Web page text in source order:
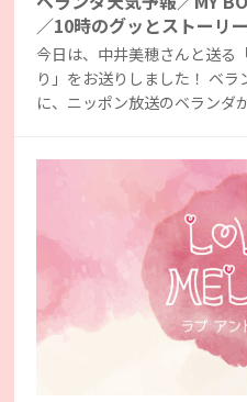
／10時のグッとストーリ
今日は、中井美穂さんと送
り」をお送りしました！ ベ
に、ニッポン放送のベランダ